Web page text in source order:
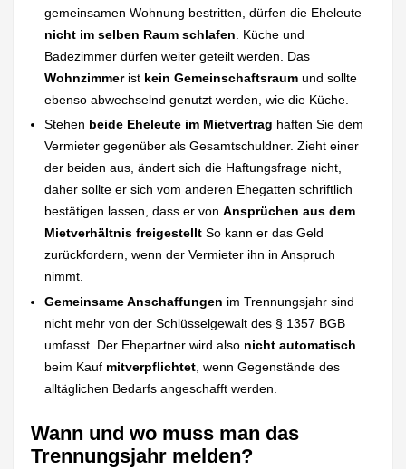
gemeinsamen Wohnung bestritten, dürfen die Eheleute
nicht im selben Raum schlafen . Küche und
Badezimmer dürfen weiter geteilt werden. Das
Wohnzimmerist kein Gemeinschaftsraum und sollte
ebenso abwechselnd genutzt werden, wie die Küche.
Stehen beide Eheleute im Mietvertrag haften Sie dem
Vermieter gegenüber als Gesamtschuldner. Zieht einer
der beiden aus, ändert sich die Haftungsfrage nicht,
daher sollte er sich vom anderen Ehegatten schriftlich
bestätigen lassen, dass er vonAnsprüchen aus dem
Mietverhältnis freigestellt So kann er das Geld
zurückfordern, wenn der Vermieter ihn in Anspruch
nimmt.
Gemeinsame Anschaffungen im Trennungsjahr sind
nicht mehr von der Schlüsselgewalt des § 1357 BGB
umfasst. Der Ehepartner wird also nicht automatisch
beim Kauf mitverpflichtet , wenn Gegenstände des
alltäglichen Bedarfs angeschafft werden.
Wann und wo muss man das
Trennungsjahr melden?